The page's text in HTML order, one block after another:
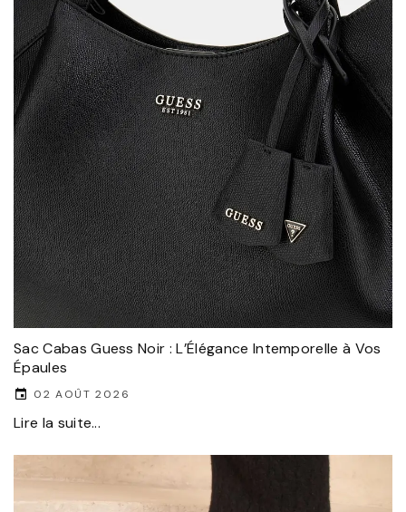
Sac Cabas Guess Noir : L’Élégance Intemporelle à Vos
Épaules
02 AOÛT 2026
Lire la suite...